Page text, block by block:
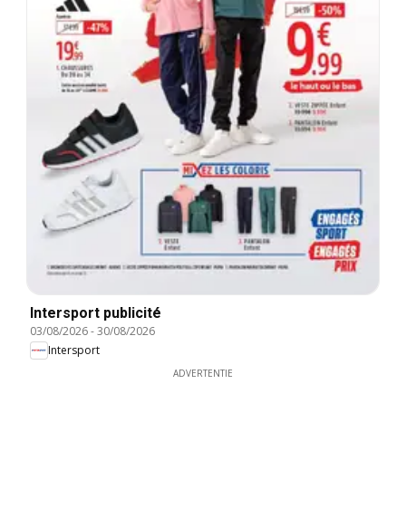
Intersport publicité
03/08/2026-30/08/2026
Intersport
ADVERTENTIE